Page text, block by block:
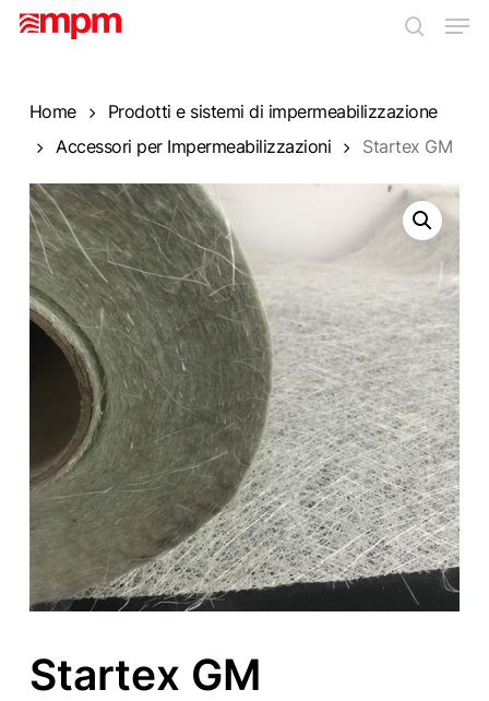
Skip
Home
Prodotti e sistemi di impermeabilizzazione
Accessori per Impermeabilizzazioni
Startex GM
Startex GM